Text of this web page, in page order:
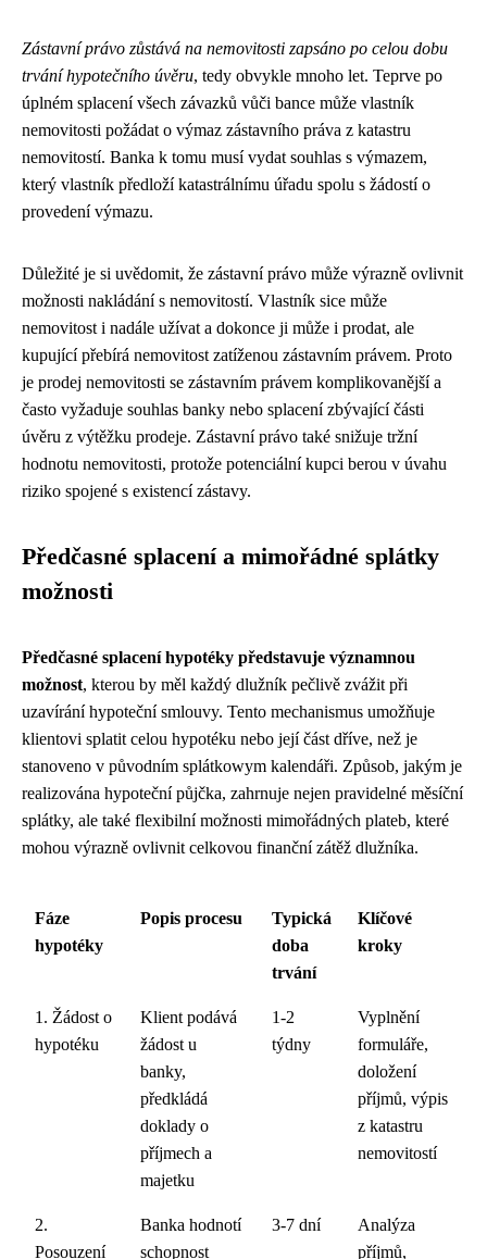
Zástavní právo zůstává na nemovitosti zapsáno po celou dobu
trvání hypotečního úvěru, tedy obvykle mnoho let. Teprve po
úplném splacení všech závazků vůči bance může vlastník
nemovitosti požádat o výmaz zástavního práva z katastru
nemovitostí. Banka k tomu musí vydat souhlas s výmazem,
který vlastník předloží katastrálnímu úřadu spolu s žádostí o
provedení výmazu.
Důležité je si uvědomit, že zástavní právo může výrazně ovlivnit
možnosti nakládání s nemovitostí. Vlastník sice může
nemovitost i nadále užívat a dokonce ji může i prodat, ale
kupující přebírá nemovitost zatíženou zástavním právem. Proto
je prodej nemovitosti se zástavním právem komplikovanější a
často vyžaduje souhlas banky nebo splacení zbývající části
úvěru z výtěžku prodeje. Zástavní právo také snižuje tržní
hodnotu nemovitosti, protože potenciální kupci berou v úvahu
riziko spojené s existencí zástavy.
Předčasné splacení a mimořádné splátky
možnosti
Předčasné splacení hypotéky představuje významnou
možnost, kterou by měl každý dlužník pečlivě zvážit při
uzavírání hypoteční smlouvy. Tento mechanismus umožňuje
klientovi splatit celou hypotéku nebo její část dříve, než je
stanoveno v původním splátkowym kalendáři. Způsob, jakým je
realizována hypoteční půjčka, zahrnuje nejen pravidelné měsíční
splátky, ale také flexibilní možnosti mimořádných plateb, které
mohou výrazně ovlivnit celkovou finanční zátěž dlužníka.
Fáze
hypotéky
Popis procesu
Typická
doba
trvání
Klíčové
kroky
1. Žádost o
hypotéku
Klient podává
žádost u
banky,
předkládá
doklady o
příjmech a
majetku
1-2
týdny
Vyplnění
formuláře,
doložení
příjmů, výpis
z katastru
nemovitostí
2.
Posouzení
Banka hodnotí
schopnost
3-7 dní
Analýza
příjmů,